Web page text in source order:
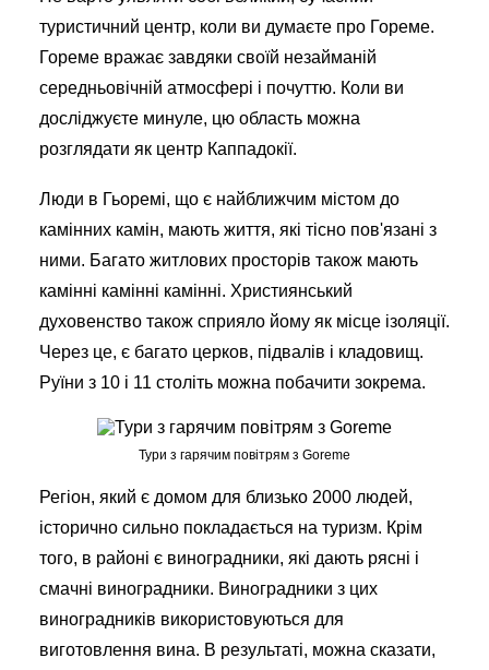
туристичний центр, коли ви думаєте про Гореме.
Гореме вражає завдяки своїй незайманій
середньовічній атмосфері і почуттю. Коли ви
досліджуєте минуле, цю область можна
розглядати як центр Каппадокії.
Люди в Гьоремі, що є найближчим містом до
камінних камін, мають життя, які тісно пов'язані з
ними. Багато житлових просторів також мають
камінні камінні камінні. Християнський
духовенство також сприяло йому як місце ізоляції.
Через це, є багато церков, підвалів і кладовищ.
Руїни з 10 і 11 століть можна побачити зокрема.
Тури з гарячим повітрям з Goreme
Регіон, який є домом для близько 2000 людей,
історично сильно покладається на туризм. Крім
того, в районі є виноградники, які дають рясні і
смачні виноградники. Виноградники з цих
виноградників використовуються для
виготовлення вина. В результаті, можна сказати,